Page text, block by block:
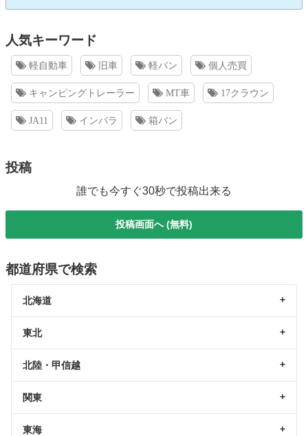
人気キーワード
軽自動車 旧車 軽バン 個人売買
キャンピングトレーラー MT車 17クラウン
JA11 インパラ 箱バン
投稿
誰でも今すぐ30秒で投稿出来る
投稿画面へ (無料)
都道府県で検索
北海道
東北
北陸・甲信越
関東
東海